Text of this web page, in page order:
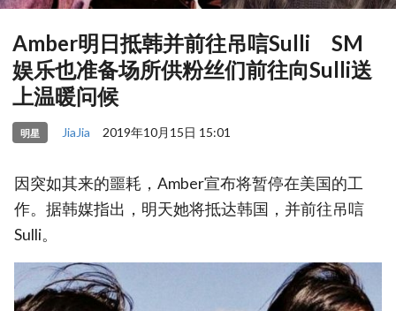
Amber明日抵韩并前往吊唁Sulli SM
娱乐也准备场所供粉丝们前往向Sulli送
上温暖问候
明星 JiaJia 2019年10月15日 15:01
因突如其来的噩耗，Amber宣布将暂停在美国的工
作。据韩媒指出，明天她将抵达韩国，并前往吊唁
Sulli。